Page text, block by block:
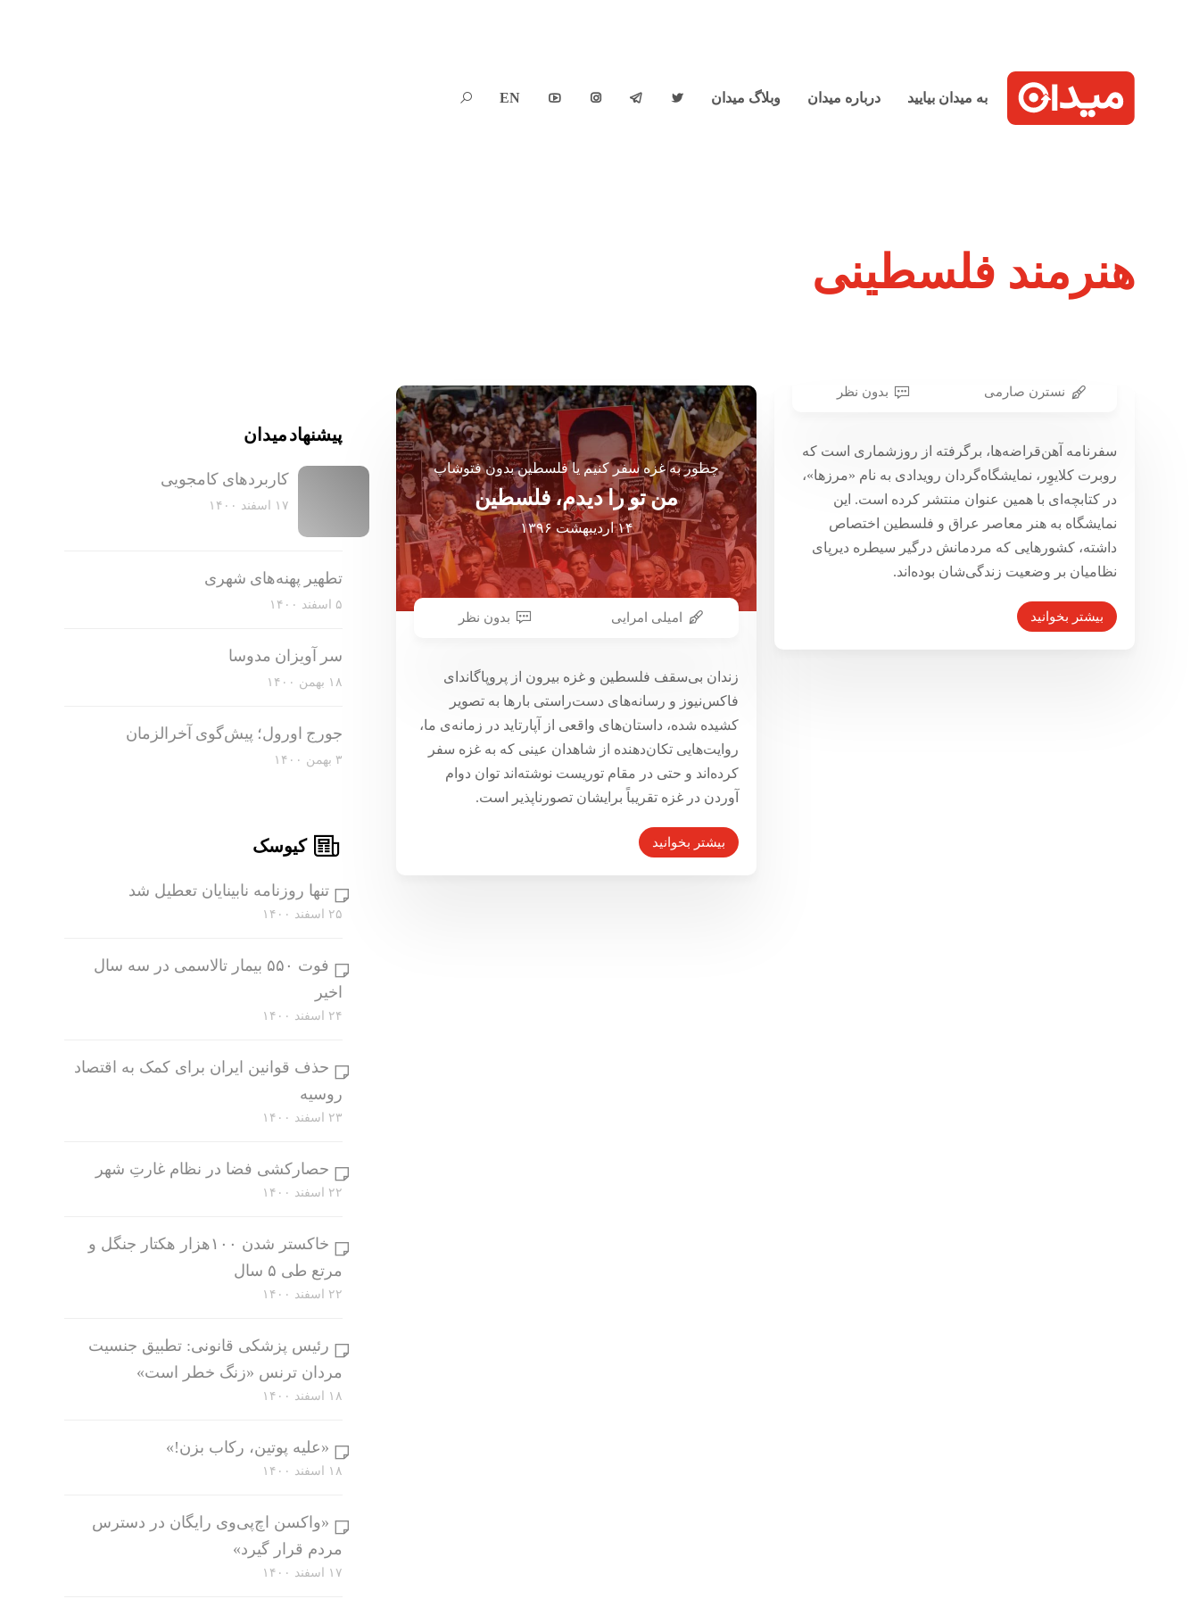
به میدان بیایید درباره میدان وبلاگ میدان 



EN

هنرمند فلسطینی
چطور به غزه سفر کنیم یا فلسطین بدون فتوشاپ
من تو را دیدم، فلسطین
۱۴ اردیبهشت ۱۳۹۶
امیلی امرایی بدون نظر
زندان بی‌سقف فلسطین و غزه بیرون از پروپاگاندای
فاکس‌نیوز و رسانه‌های دست‌راستی بارها به تصویر
کشیده شده، داستان‌های واقعی از آپارتاید در زمانه‌ی ما،
روایت‌هایی تکان‌دهنده از شاهدان عینی که به غزه سفر
کرده‌اند و حتی در مقام توریست نوشته‌اند توان دوام
آوردن در غزه تقریباً برایشان تصورناپذیر است.
بیشتر بخوانید
مقاومت پنهان ماندن است
۲۸ اسفند ۱۳۹۵
نسترن صارمی بدون نظر
سفرنامه آهن‌قراضه‌ها، برگرفته از روزشماری است که
روبرت کلایوِر، نمایشگاه‌گردان رویدادی به نام «مرزها»،
در کتابچه‌ای با همین عنوان منتشر کرده است. این
نمایشگاه به هنر معاصر عراق و فلسطین اختصاص
داشته، کشورهایی که مردمانش درگیر سیطره دیرپای
نظامیان بر وضعیت زندگی‌شان بوده‌اند.
بیشتر بخوانید
پیشنهاد میدان
کاربرد‌های کامجویی
۱۷ اسفند ۱۴۰۰
تطهیر پهنه‌های شهری
۵ اسفند ۱۴۰۰
سر آویزان مدوسا
۱۸ بهمن ۱۴۰۰
جورج اورول؛ پیش‌گوی آخرالزمان
۳ بهمن ۱۴۰۰
کیوسک
تنها روزنامه نابینایان تعطیل شد
۲۵ اسفند ۱۴۰۰
فوت ۵۵۰ بیمار تالاسمی در سه سال
اخیر
۲۴ اسفند ۱۴۰۰
حذف قوانین ایران برای کمک به اقتصاد
روسیه
۲۳ اسفند ۱۴۰۰
حصارکشی فضا در نظام غارتِ شهر
۲۲ اسفند ۱۴۰۰
خاکستر شدن ۱۰۰هزار هکتار جنگل و
مرتع طی ۵ سال
۲۲ اسفند ۱۴۰۰
رئیس پزشکی قانونی: تطبیق جنسیت
مردان ترنس «زنگ خطر است»
۱۸ اسفند ۱۴۰۰
«علیه پوتین، رکاب بزن!»
۱۸ اسفند ۱۴۰۰
«واکسن اچ‌پی‌وی رایگان در دسترس
مردم قرار گیرد»
۱۷ اسفند ۱۴۰۰